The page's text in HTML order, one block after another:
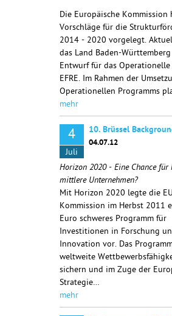
Die Europäische Kommission
Vorschläge für die
2014 - 2020 vorgelegt.
das Land Baden-
Entwurf für das Operationelle
EFRE. Im Rahmen der
Operationellen Programms
mehr
4
Juli
10. Brüssel
04.07.12
Horizon 2020 - Eine Chance für
mittlere Unternehmen?
Mit Horizon 2020 legte die
Kommission im Herbst 2011
Euro schweres Programm für
Investitionen in Forschung
Innovation vor. Das
weltweite
sichern und im Zuge der
Strategie…
mehr